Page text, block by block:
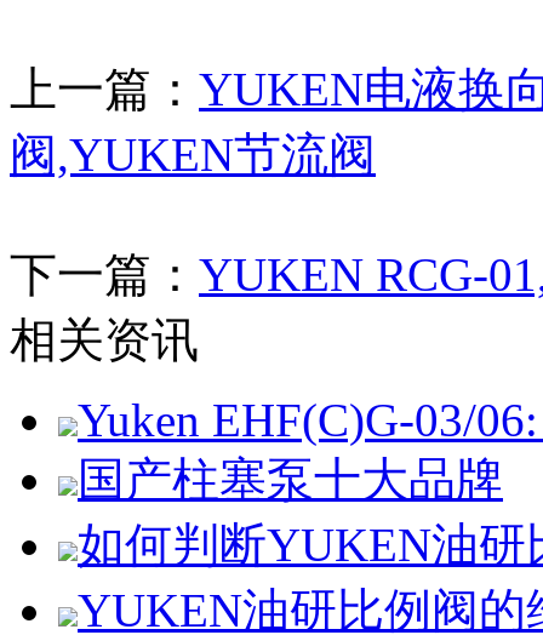
上一篇： YUKEN电液换
阀,YUKEN节流阀
下一篇： YUKEN RCG-
相关资讯
Yuken EHF(C)G-03/
国产柱塞泵十大品牌
如何判断YUKEN油
YUKEN油研比例阀的